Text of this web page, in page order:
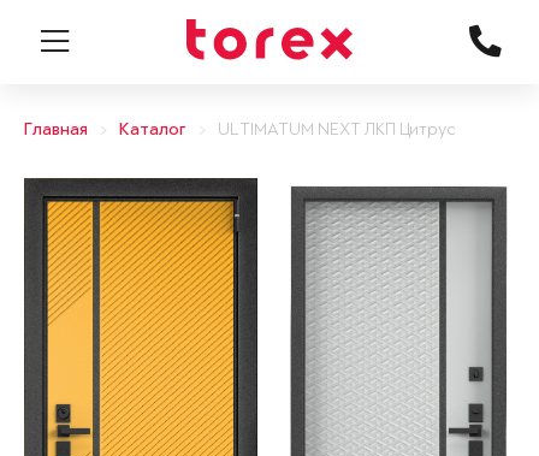
Главная Каталог ULTIMATUM NEXT ЛКП Цитрус